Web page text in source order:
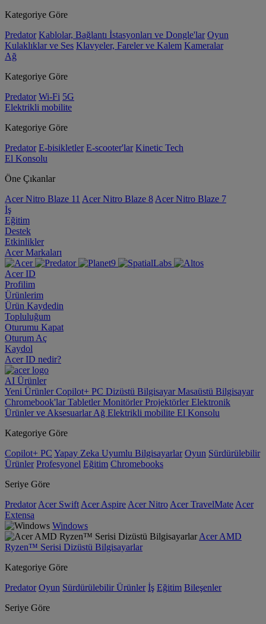
Kategoriye Göre
Predator Kablolar, Bağlantı İstasyonları ve Dongle'lar Oyun
Kulaklıklar ve Ses Klavyeler, Fareler ve Kalem Kameralar
Ağ
Kategoriye Göre
Predator Wi-Fi 5G
Elektrikli mobilite
Kategoriye Göre
Predator E-bisikletler E-scooter'lar Kinetic Tech
El Konsolu
Öne Çıkanlar
Acer Nitro Blaze 11 Acer Nitro Blaze 8 Acer Nitro Blaze 7
İş
Eğitim
Destek
Etkinlikler
Acer Markaları
Acer ID
Profilim
Ürünlerim
Ürün Kaydedin
Topluluğum
Oturumu Kapat
Oturum Aç
Kaydol
Acer ID nedir?
AI Ürünler
Yeni ÜrünlerCopilot+ PC Dizüstü BilgisayarMasaüstü Bilgisayar
Chromebook'larTabletlerMonitörlerProjektörlerElektronik
Ürünler ve AksesuarlarAğ Elektrikli mobilite El Konsolu
Kategoriye Göre
Copilot+ PC Yapay Zeka Uyumlu Bilgisayarlar Oyun Sürdürülebilir
Ürünler Profesyonel Eğitim Chromebooks
Seriye Göre
Predator Acer Swift Acer Aspire Acer Nitro Acer TravelMate Acer
Extensa
Windows
Acer AMD
Ryzen™ Serisi Dizüstü Bilgisayarlar
Kategoriye Göre
Predator Oyun Sürdürülebilir Ürünler İş Eğitim Bileşenler
Seriye Göre